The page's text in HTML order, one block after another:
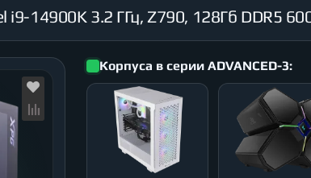
Корпуса в серии ADVANCED-3: